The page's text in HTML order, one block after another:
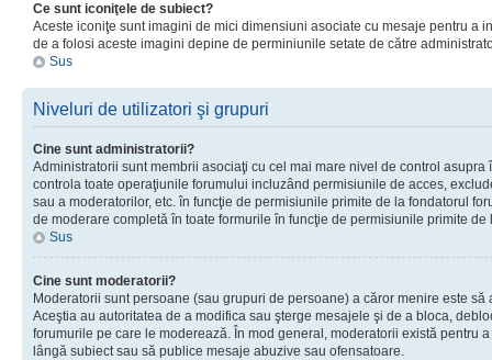
Ce sunt iconiţele de subiect?
Aceste iconiţe sunt imagini de mici dimensiuni asociate cu mesaje pentru a
de a folosi aceste imagini depine de perminiunile setate de către
Sus
Niveluri de utilizatori şi grupuri
Cine sunt administratorii?
Administratorii sunt membrii asociaţi cu cel mai mare nivel de control asupra
controla toate operaţiunile forumului incluzând permisiunile de acces,
sau a moderatorilor, etc. în funcţie de permisiunile primite de la fondatorul
de moderare completă în toate formurile în funcţie de permisiunile primite de
Sus
Cine sunt moderatorii?
Moderatorii sunt persoane (sau grupuri de persoane) a căror menire este
Aceştia au autoritatea de a modifica sau şterge mesajele şi de a bloca,
forumurile pe care le moderează. În mod general, moderatorii există pentru
lângă subiect sau să publice mesaje abuzive sau ofensatoare.